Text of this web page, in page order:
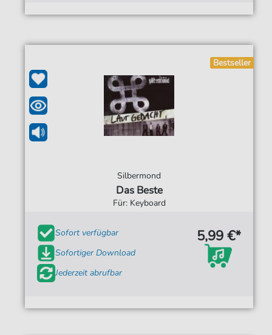
Bestseller
Silbermond
Das Beste
Für: Keyboard
Sofort verfügbar
Sofortiger Download
Jederzeit abrufbar
5,99 €*